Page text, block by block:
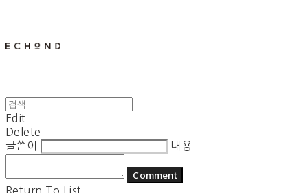
Edit
Delete
글쓴이
내용
Comment
Return To List